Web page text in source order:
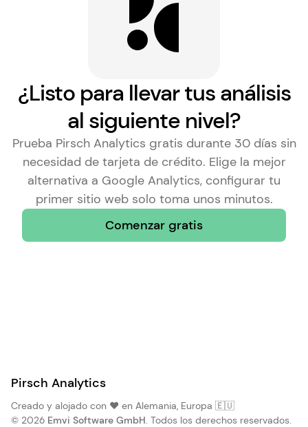
¿Listo para llevar tus análisis
al siguiente nivel?
Prueba Pirsch Analytics gratis durante 30 días sin
necesidad de tarjeta de crédito. Elige la mejor
alternativa a Google Analytics, configurar tu
primer sitio web solo toma unos minutos.
Comenzar gratis
Pirsch Analytics
Creado y alojado con ❤️ en Alemania, Europa 🇪🇺
© 2026 Emvi Software GmbH. Todos los derechos reservados.